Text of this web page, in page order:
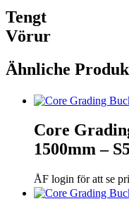
Tengt
Vörur
Ähnliche
Core
1500mm –
ÅF login för att se